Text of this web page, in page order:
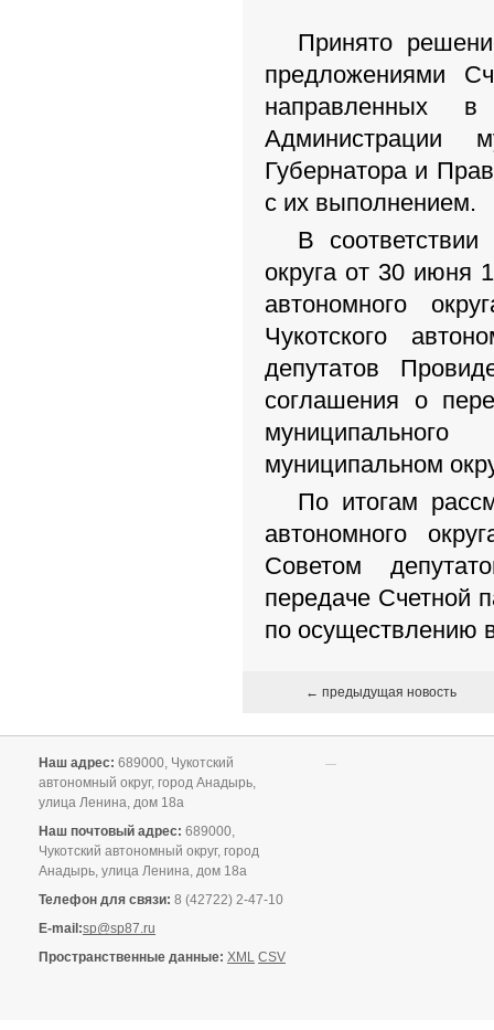
Принято
предложениями
направленных
Администрации
Губернатора и
с их выполнением.
В
округа от 30 июня
автономного
Чукотского
депутатов
соглашения о
муниципальном
По итогам
автономного
Советом
передаче Счетной
по осуществлению
← предыдущая новость
Наш адрес: 689000, Чукотский
автономный округ, город Анадырь,
улица Ленина, дом 18а
Наш почтовый адрес: 689000,
Чукотский автономный округ, город
Анадырь, улица Ленина, дом 18а
Телефон для связи: 8 (42722) 2-47-10
E-mail:sp@sp87.ru
Пространственные данные: XML CSV